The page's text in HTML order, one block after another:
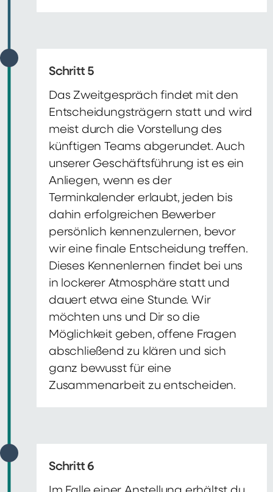
Schritt 5
Das Zweitgespräch findet mit den
Entscheidungsträgern statt und wird
meist durch die Vorstellung des
künftigen Teams abgerundet. Auch
unserer Geschäftsführung ist es ein
Anliegen, wenn es der
Terminkalender erlaubt, jeden bis
dahin erfolgreichen Bewerber
persönlich kennenzulernen, bevor
wir eine finale Entscheidung treffen.
Dieses Kennenlernen findet bei uns
in lockerer Atmosphäre statt und
dauert etwa eine Stunde. Wir
möchten uns und Dir so die
Möglichkeit geben, offene Fragen
abschließend zu klären und sich
ganz bewusst für eine
Zusammenarbeit zu entscheiden.
Schritt 6